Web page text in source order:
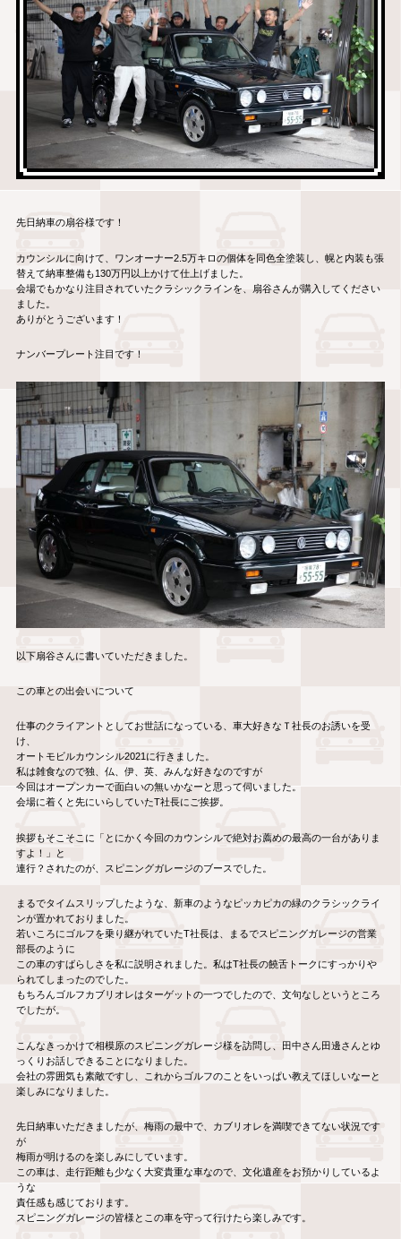
先日納車の扇谷様です！
カウンシルに向けて、ワンオーナー2.5万キロの個体を同色全塗装し、幌と内装も張
替えて納車整備も130万円以上かけて仕上げました。
会場でもかなり注目されていたクラシックラインを、扇谷さんが購入してください
ました。
ありがとうございます！
ナンバープレート注目です！
以下扇谷さんに書いていただきました。
この車との出会いについて
仕事のクライアントとしてお世話になっている、車大好きなＴ社長のお誘いを受
け、
オートモビルカウンシル2021に行きました。
私は雑食なので独、仏、伊、英、みんな好きなのですが
今回はオープンカーで面白いの無いかなーと思って伺いました。
会場に着くと先にいらしていたT社長にご挨拶。
挨拶もそこそこに「とにかく今回のカウンシルで絶対お薦めの最高の一台がありま
すよ！」と
連行？されたのが、スピニングガレージのブースでした。
まるでタイムスリップしたような、新車のようなピッカピカの緑のクラシックライ
ンが置かれておりました。
若いころにゴルフを乗り継がれていたT社長は、まるでスピニングガレージの営業
部長のように
この車のすばらしさを私に説明されました。私はT社長の饒舌トークにすっかりや
られてしまったのでした。
もちろんゴルフカブリオレはターゲットの一つでしたので、文句なしというところ
でしたが。
こんなきっかけで相模原のスピニングガレージ様を訪問し、田中さん田邊さんとゆ
っくりお話しできることになりました。
会社の雰囲気も素敵ですし、これからゴルフのことをいっぱい教えてほしいなーと
楽しみになりました。
先日納車いただきましたが、梅雨の最中で、カブリオレを満喫できてない状況です
が
梅雨が明けるのを楽しみにしています。
この車は、走行距離も少なく大変貴重な車なので、文化遺産をお預かりしているよ
うな
責任感も感じております。
スピニングガレージの皆様とこの車を守って行けたら楽しみです。